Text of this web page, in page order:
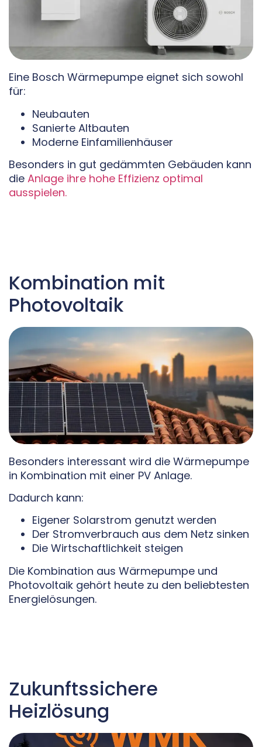
Eine Bosch Wärmepumpe eignet sich sowohl
für:
Neubauten
Sanierte Altbauten
Moderne Einfamilienhäuser
Besonders in gut gedämmten Gebäuden kann
die Anlage ihre hohe Effizienz optimal
ausspielen.
Kombination mit
Photovoltaik
Besonders interessant wird die Wärmepumpe
in Kombination mit einer PV Anlage.
Dadurch kann:
Eigener Solarstrom genutzt werden
Der Stromverbrauch aus dem Netz sinken
Die Wirtschaftlichkeit steigen
Die Kombination aus Wärmepumpe und
Photovoltaik gehört heute zu den beliebtesten
Energielösungen.
Zukunftssichere
Heizlösung